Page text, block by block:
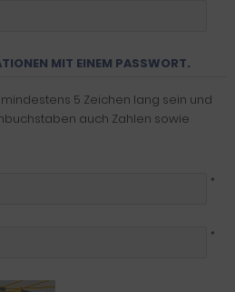
MIT EINEM PASSWORT.
5 Zeichen lang sein und
auch Zahlen sowie
*
*